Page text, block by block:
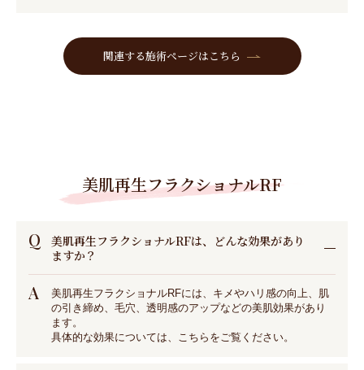
関連する施術ページはこちら
美肌再生フラクショナルRF
Q
美肌再生フラクショナルRFは、どんな効果があり
ますか？
A
美肌再生フラクショナルRFには、キメやハリ感の向上、肌
の引き締め、毛穴、透明感のアップなどの美肌効果があり
ます。
具体的な効果については、こちらをご覧ください。